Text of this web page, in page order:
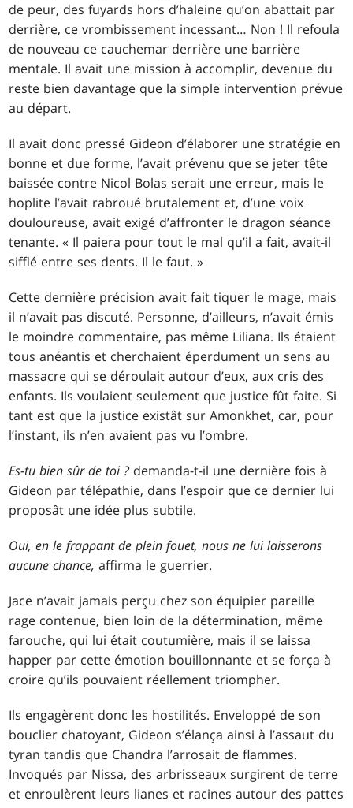
de peur, des fuyards hors d’haleine qu’on abattait par
derrière, ce vrombissement incessant… Non ! Il refoula
de nouveau ce cauchemar derrière une barrière
mentale. Il avait une mission à accomplir, devenue du
reste bien davantage que la simple intervention prévue
au départ.
Il avait donc pressé Gideon d’élaborer une stratégie en
bonne et due forme, l’avait prévenu que se jeter tête
baissée contre Nicol Bolas serait une erreur, mais le
hoplite l’avait rabroué brutalement et, d’une voix
douloureuse, avait exigé d’affronter le dragon séance
tenante. « Il paiera pour tout le mal qu’il a fait, avait-il
sifflé entre ses dents. Il le faut. »
Cette dernière précision avait fait tiquer le mage, mais
il n’avait pas discuté. Personne, d’ailleurs, n’avait émis
le moindre commentaire, pas même Liliana. Ils étaient
tous anéantis et cherchaient éperdument un sens au
massacre qui se déroulait autour d’eux, aux cris des
enfants. Ils voulaient seulement que justice fût faite. Si
tant est que la justice existât sur Amonkhet, car, pour
l’instant, ils n’en avaient pas vu l’ombre.
Es-tu bien sûr de toi ?demanda-t-il une dernière fois à
Gideon par télépathie, dans l’espoir que ce dernier lui
proposât une idée plus subtile.
Oui, en le frappant de plein fouet, nous ne lui laisserons
aucune chance, affirma le guerrier.
Jace n’avait jamais perçu chez son équipier pareille
rage contenue, bien loin de la détermination, même
farouche, qui lui était coutumière, mais il se laissa
happer par cette émotion bouillonnante et se força à
croire qu’ils pouvaient réellement triompher.
Ils engagèrent donc les hostilités. Enveloppé de son
bouclier chatoyant, Gideon s’élança ainsi à l’assaut du
tyran tandis que Chandra l’arrosait de flammes.
Invoqués par Nissa, des arbrisseaux surgirent de terre
et enroulèrent leurs lianes et racines autour des pattes